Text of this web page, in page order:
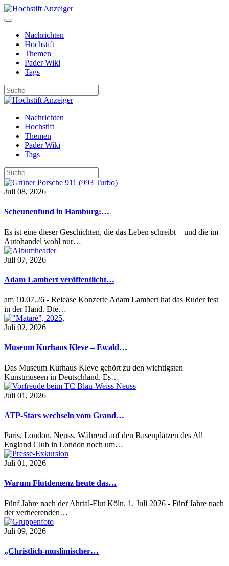
Nachrichten
Hochstift
Themen
Pader Wiki
Tags
Nachrichten
Hochstift
Themen
Pader Wiki
Tags
Juli 08, 2026
Scheunenfund in Hamburg:…
Es ist eine dieser Geschichten, die das Leben schreibt – und die im
Autohandel wohl nur…
Juli 07, 2026
Adam Lambert veröffentlicht…
am 10.07.26 - Release Konzerte Adam Lambert hat das Ruder fest
in der Hand. Die…
Juli 02, 2026
Museum Kurhaus Kleve – Ewald…
Das Museum Kurhaus Kleve gehört zu den wichtigsten
Kunstmuseen in Deutschland. Es…
Juli 01, 2026
ATP-Stars wechseln vom Grand…
Paris. London. Neuss. Während auf den Rasenplätzen des All
England Club in London noch um…
Juli 01, 2026
Warum Flutdemenz heute das…
Fünf Jahre nach der Ahrtal-Flut Köln, 1. Juli 2026 - Fünf Jahre nach
der verheerenden…
Juli 09, 2026
„Christlich-muslimischer…